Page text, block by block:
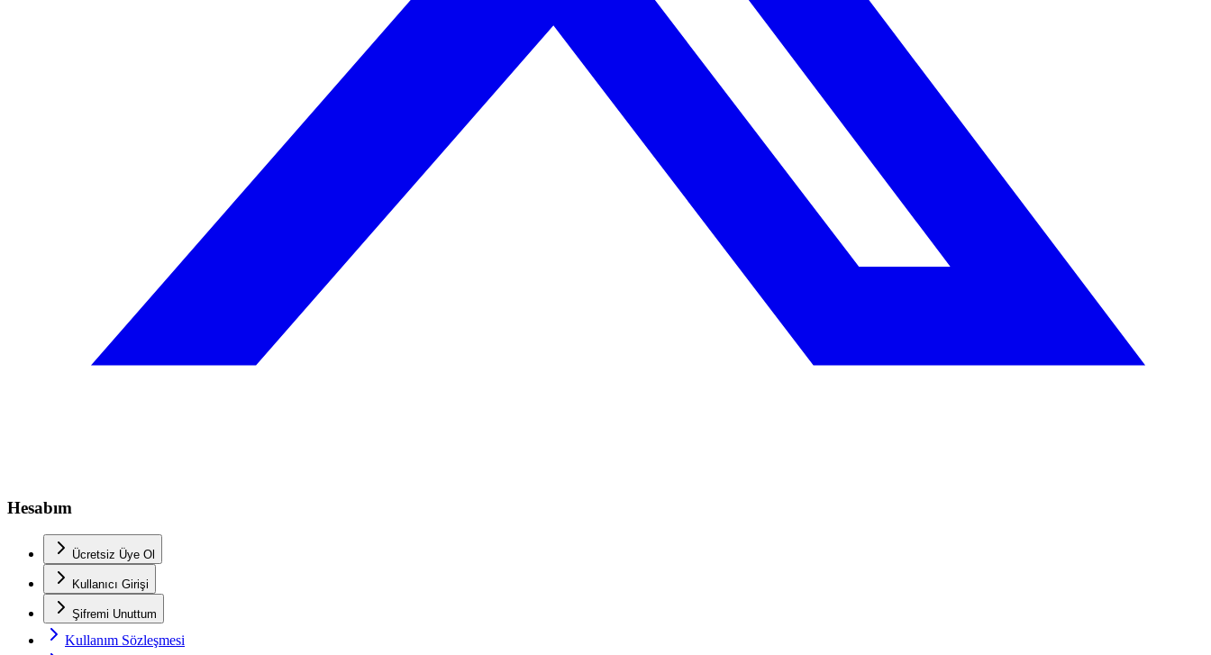
Hesabım
Ücretsiz Üye Ol
Kullanıcı Girişi
Şifremi Unuttum
Kullanım Sözleşmesi